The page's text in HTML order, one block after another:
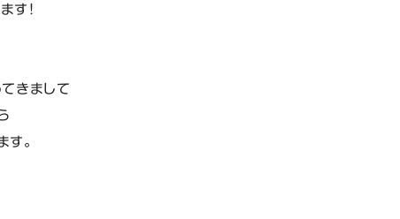
す！
きまして
。